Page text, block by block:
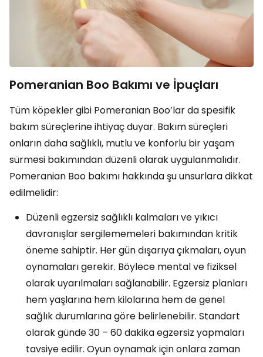
Pomeranian Boo Bakımı ve İpuçları
Tüm köpekler gibi Pomeranian Boo’lar da spesifik
bakım süreçlerine ihtiyaç duyar. Bakım süreçleri
onların daha sağlıklı, mutlu ve konforlu bir yaşam
sürmesi bakımından düzenli olarak uygulanmalıdır.
Pomeranian Boo bakımı hakkında şu unsurlara dikkat
edilmelidir:
Düzenli egzersiz sağlıklı kalmaları ve yıkıcı
davranışlar sergilememeleri bakımından kritik
öneme sahiptir. Her gün dışarıya çıkmaları, oyun
oynamaları gerekir. Böylece mental ve fiziksel
olarak uyarılmaları sağlanabilir. Egzersiz planları
hem yaşlarına hem kilolarına hem de genel
sağlık durumlarına göre belirlenebilir. Standart
olarak günde 30 – 60 dakika egzersiz yapmaları
tavsiye edilir. Oyun oynamak için onlara zaman